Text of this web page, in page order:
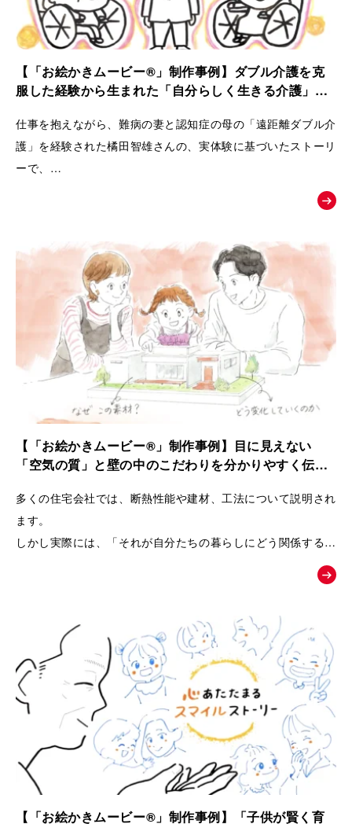
【「お絵かきムービー®」制作事例】ダブル介護を克
服した経験から生まれた「自分らしく生きる介護」ス
仕事を抱えながら、難病の妻と認知症の母の「遠距離ダブル介
護」を経験された橘田智雄さんの、実体験に基づいたストーリ
ーで、
働き盛りでの介護離職防止や、ケアラーのメンタルヘルスとい
う現代の重要な社会課題にスポットを当てた、啓発・相談窓口
【「お絵かきムービー®」制作事例】目に見えない
「空気の質」と壁の中のこだわりを分かりやすく伝え
多くの住宅会社では、断熱性能や建材、工法について説明され
ます。
しかし実際には、「それが自分たちの暮らしにどう関係するの
か」が伝わりにくく、お客様の記憶に残りにくいという課題が
そこで本作品では、「子どもの湿疹」「夫のアレルギー」とい
う、多くの子育て世代が共感しやすい悩みを入口に設定しまし
た。
そして、家づくりを通して健康や暮らしが変化していく過程を
追体験していただくことで、
「空気の質」「見えない部分の素材」「長く快適に暮らせる家
づくり」の大切さを、感情とともに自然に理解していただける
構成になっています。
【「お絵かきムービー®」制作事例】「子供が賢く育